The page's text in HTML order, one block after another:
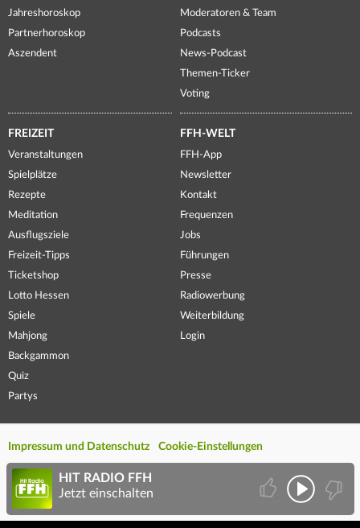
Jahreshoroskop
Partnerhoroskop
Aszendent
Moderatoren & Team
Podcasts
News-Podcast
Themen-Ticker
Voting
FREIZEIT
Veranstaltungen
Spielplätze
Rezepte
Meditation
Ausflugsziele
Freizeit-Tipps
Ticketshop
Lotto Hessen
Spiele
Mahjong
Backgammon
Quiz
Partys
FFH-WELT
FFH-App
Newsletter
Kontakt
Frequenzen
Jobs
Führungen
Presse
Radiowerbung
Weiterbildung
Login
Impressum und Datenschutz Cookie-Einstellungen
HIT RADIO FFH
Jetzt einschalten